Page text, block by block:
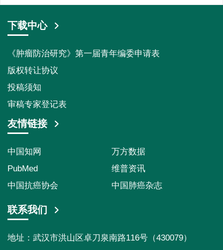
下载中心
《肿瘤防治研究》第一届青年编委申请表
版权转让协议
投稿须知
审稿专家登记表
友情链接
中国知网
万方数据
PubMed
维普资讯
中国抗癌协会
中国肺癌杂志
联系我们
地址：武汉市洪山区卓刀泉南路116号（430079）